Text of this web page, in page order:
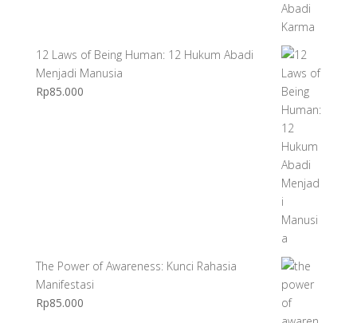
12 Laws of Being Human: 12 Hukum Abadi
Menjadi Manusia
Rp85.000
The Power of Awareness: Kunci Rahasia
Manifestasi
Rp85.000